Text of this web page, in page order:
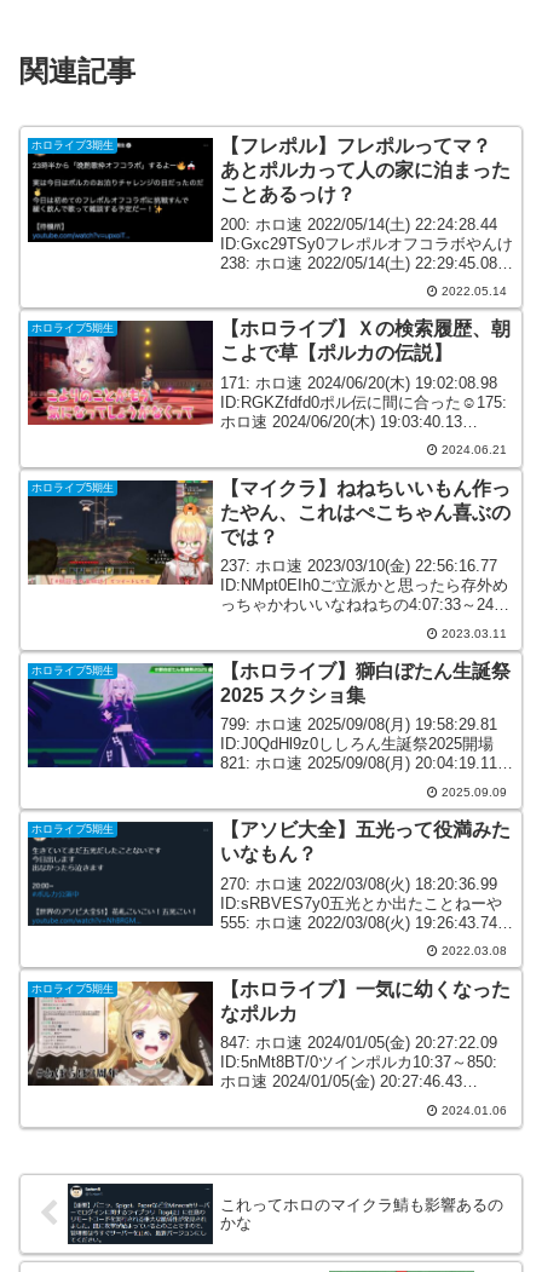
関連記事
ホロライブ3期生
【フレポル】フレポルってマ？
あとポルカって人の家に泊まった
ことあるっけ？
200: ホロ速 2022/05/14(土) 22:24:28.44
ID:Gxc29TSy0フレポルオフコラボやんけ
238: ホロ速 2022/05/14(土) 22:29:45.08
ID:dM8YjUHA0フレポルオフ！？マジか
2022.05.14
ホロライブ5期生
【ホロライブ】Ｘの検索履歴、朝
こよで草【ポルカの伝説】
171: ホロ速 2024/06/20(木) 19:02:08.98
ID:RGKZfdfd0ポル伝に間に合った☺175:
ホロ速 2024/06/20(木) 19:03:40.13
ID:DvfF2/1I0ポルカがちゃんとエックス
2024.06.21
ホロライブ5期生
【マイクラ】ねねちいいもん作っ
たやん、これはぺこちゃん喜ぶの
では？
237: ホロ速 2023/03/10(金) 22:56:16.77
ID:NMpt0EIh0ご立派かと思ったら存外め
っちゃかわいいなねねちの4:07:33～245:
ホロ速 2023/03/10(金) 22:57:30.302023.03.11
ホロライブ5期生
【ホロライブ】獅白ぼたん生誕祭
2025 スクショ集
799: ホロ速 2025/09/08(月) 19:58:29.81
ID:J0QdHl9z0ししろん生誕祭2025開場
821: ホロ速 2025/09/08(月) 20:04:19.11
ID:J0QdHl9z0834: ホロ速 2025...2025.09.09
ホロライブ5期生
【アソビ大全】五光って役満みた
いなもん？
270: ホロ速 2022/03/08(火) 18:20:36.99
ID:sRBVES7y0五光とか出たことねーや
555: ホロ速 2022/03/08(火) 19:26:43.74
ID:kCvww8uM0生きていてまだ五光だし
2022.03.08
ホロライブ5期生
【ホロライブ】一気に幼くなった
なポルカ
847: ホロ速 2024/01/05(金) 20:27:22.09
ID:5nMt8BT/0ツインポルカ10:37～850:
ホロ速 2024/01/05(金) 20:27:46.43
ID:9ujycIZo0ぽぅぽぅ焦らすね862: ホ...
2024.01.06
これってホロのマイクラ鯖も影響あるの
かな